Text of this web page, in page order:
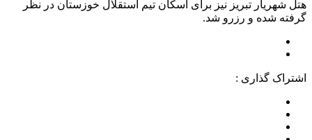
هتل شهریار تبریز نیز برای اسکان تیم استقلال خوزستان در نظر
گرفته شده و رزرو شد.
اشتراک گذاری :